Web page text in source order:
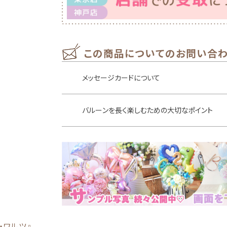
この商品についてのお問い合
メッセージカードについて
バルーンを長く楽しむための大切なポイント